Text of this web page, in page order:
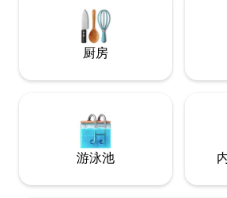
头，欣赏日出。在海神神社向海神问好，
在山神神社祈祷山神的健康与福祉。 漫步
城堡小镇和日野（Hino）的步道。穿着
服在城�������步，体验茶道和鲜
您还可以在寺庙体验坐禅。当然，还有前
在早上参观拍卖。您还可以购买新鲜捕捞
的海鲜，享受最美味的烧烤！ 有一只可爱
的三毛猫，Mi-chan。请不要对猫过敏。
价格包括 2 晚住宿、3 天行程、4 餐和 2
体验。 住宿3晚或更长时间，您可以加购仅
厨房
游泳池